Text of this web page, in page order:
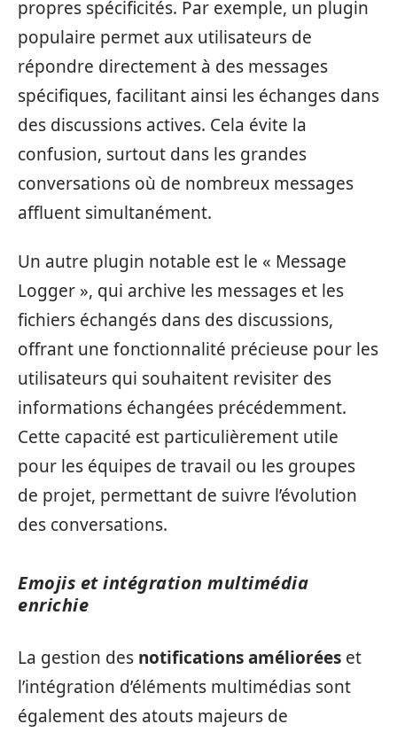
propres spécificités. Par exemple, un plugin
populaire permet aux utilisateurs de
répondre directement à des messages
spécifiques, facilitant ainsi les échanges dans
des discussions actives. Cela évite la
confusion, surtout dans les grandes
conversations où de nombreux messages
affluent simultanément.
Un autre plugin notable est le « Message
Logger », qui archive les messages et les
fichiers échangés dans des discussions,
offrant une fonctionnalité précieuse pour les
utilisateurs qui souhaitent revisiter des
informations échangées précédemment.
Cette capacité est particulièrement utile
pour les équipes de travail ou les groupes
de projet, permettant de suivre l’évolution
des conversations.
Emojis et intégration multimédia
enrichie
La gestion des notifications améliorées et
l’intégration d’éléments multimédias sont
également des atouts majeurs de